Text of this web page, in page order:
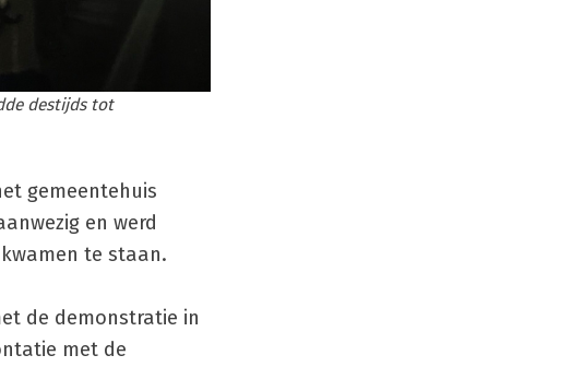
destijds tot
gemeentehuis
en werd
te staan.
de demonstratie in
met de